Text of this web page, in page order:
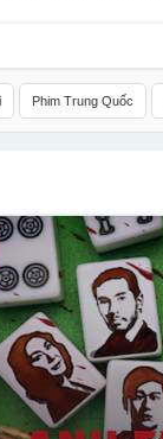
Phim Trung Quốc